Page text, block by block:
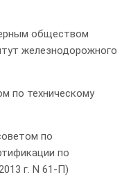
обществом
железнодорожного
по техническому
по
по
г. N 61-П)